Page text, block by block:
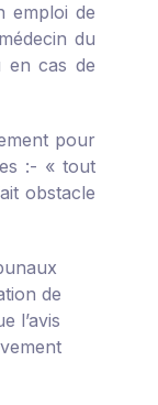
emploi de
du
en cas de
pour
:- « tout
obstacle
de
l’avis